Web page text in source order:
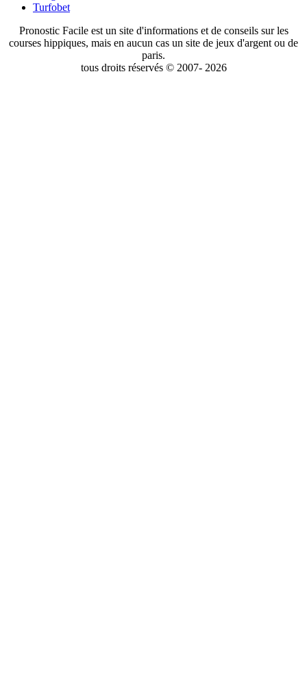
Turfobet
Pronostic Facile est un site d'informations et de conseils sur les
courses hippiques, mais en aucun cas un site de jeux d'argent ou de
paris.
tous droits réservés © 2007- 2026